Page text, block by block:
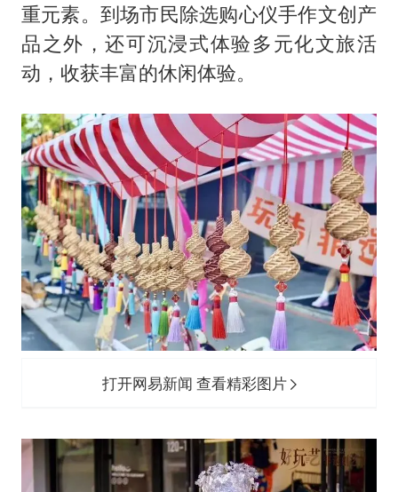
重元素。到场市民除选购心仪手作文创产
品之外，还可沉浸式体验多元化文旅活
动，收获丰富的休闲体验。
打开网易新闻 查看精彩图片